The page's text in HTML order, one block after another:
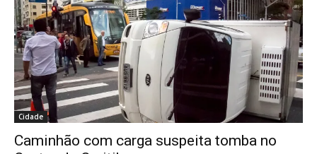
Cidade
Caminhão com carga suspeita tomba no